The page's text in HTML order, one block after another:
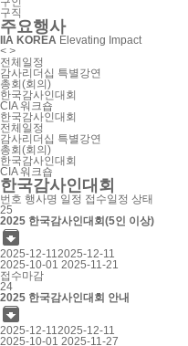
구직
주요행사
IIA KOREA Elevating Impact
< >
전체일정
감사리더십 특별강연
총회(회의)
한국감사인대회
CIA 워크숍
한국감사인대회
전체일정
감사리더십 특별강연
총회(회의)
한국감사인대회
CIA 워크숍
한국감사인대회
번호 행사명 일정 접수일정 상태
25
2025 한국감사인대회(5인 이상)

2025-12-11 2025-12-11
2025-10-01 2025-11-21
접수마감
24
2025 한국감사인대회 안내

2025-12-11 2025-12-11
2025-10-01 2025-11-27